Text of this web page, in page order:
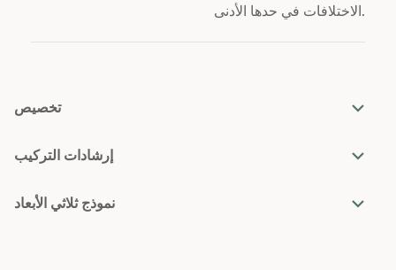
الاختلافات في حدها الأدنى.
تخصيص
إرشادات التركيب
نموذج ثلاثي الأبعاد